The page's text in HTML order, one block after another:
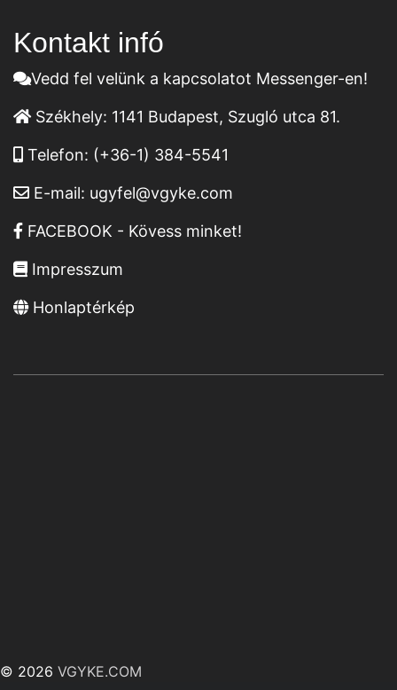
Kontakt infó
Vedd fel velünk a kapcsolatot Messenger-en!
Székhely: 1141 Budapest, Szugló utca 81.
Telefon: (+36-1) 384-5541
E-mail: ugyfel@vgyke.com
FACEBOOK - Kövess minket!
Impresszum
Honlaptérkép
© 2026 VGYKE.COM